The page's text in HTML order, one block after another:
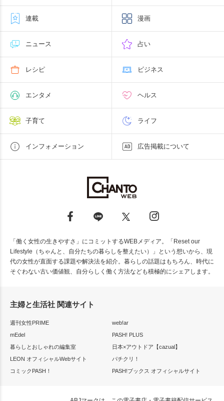
連載 漫画
ニュース 占い
レシピ ビジネス
エンタメ ヘルス
子育て ライフ
インフォメーション 広告掲載について
「働く女性の生きやすさ」にコミットするWEBメディア。「Reset our
Lifestyle（ちゃんと、自分たちの暮らしを整えたい）」という想いから、現
代の女性が直面する課題や解決法を紹介。暮らしの話題はもちろん、時代に
そぐわない古い価値観、自分らしく働く方法なども積極的にシェアします。
主婦と生活社 関連サイト
週刊女性PRIME
web!ar
mEdel
PASH! PLUS
暮らしとおしゃれの編集室
日本×アウトドア【cazual】
LEON オフィシャルWebサイト
パチクリ！
コミックPASH！
PASH!ブックス オフィシャルサイト